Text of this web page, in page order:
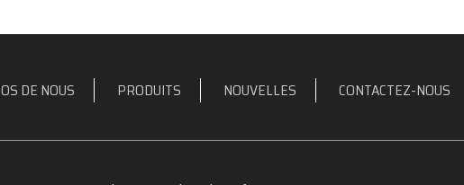
DE NOUS PRODUITS NOUVELLES CONTACTEZ-NOUS